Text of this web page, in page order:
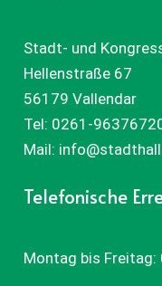
Stadt- und
Hellenstraße 67
56179 Vallendar
Tel: 0261-
Mail:
Telefonische
Montag bis Freitag: